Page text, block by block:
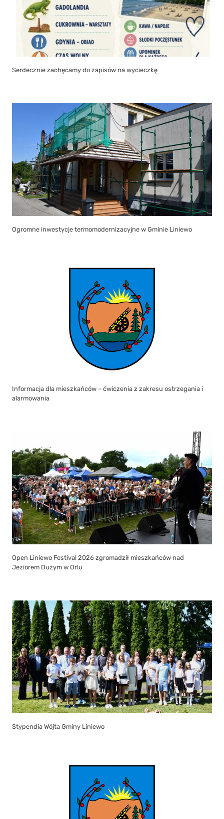
Serdecznie zachęcamy do zapisów na wycieczkę
Ogromne inwestycje termomodernizacyjne w Gminie Liniewo
Informacja dla mieszkańców – ćwiczenia z zakresu ostrzegania i
alarmowania
Open Liniewo Festival 2026 zgromadził mieszkańców nad
Jeziorem Dużym w Orlu
Stypendia Wójta Gminy Liniewo